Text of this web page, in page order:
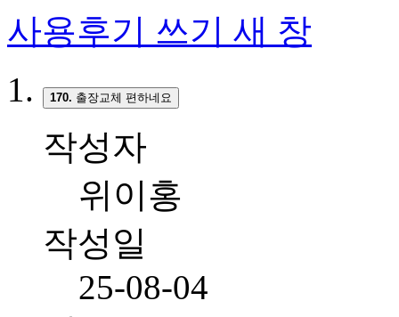
사용후기 쓰기 새 창
170. 출장교체 편하네요
작성자
위이홍
작성일
25-08-04